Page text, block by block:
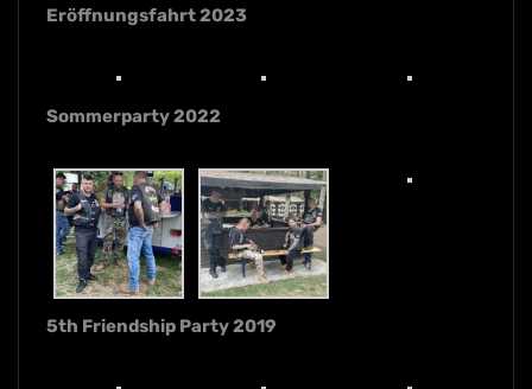
Eröffnungsfahrt 2023
Sommerparty 2022
5th Friendship Party 2019